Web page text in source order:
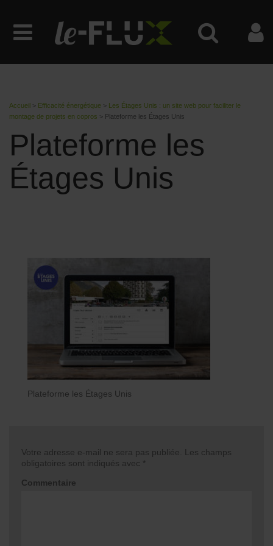
Accueil > Efficacité énergétique > Les Étages Unis : un site web pour faciliter le
montage de projets en copros > Plateforme les Étages Unis
Plateforme les
Étages Unis
Plateforme les Étages Unis
Votre adresse e-mail ne sera pas publiée.
Les champs
obligatoires sont indiqués avec *
Commentaire